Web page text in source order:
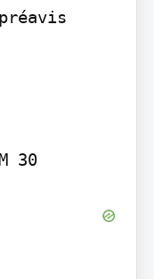
EI, VCC, M 12, M 18, M 30